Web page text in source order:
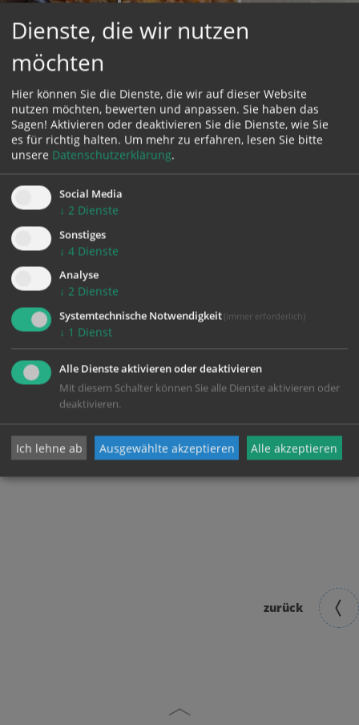
zurück
Dienste, die wir nutzen
möchten
Hier können Sie die Dienste, die wir auf dieser Website
nutzen möchten, bewerten und anpassen. Sie haben das
Sagen! Aktivieren oder deaktivieren Sie die Dienste, wie Sie
es für richtig halten. Um mehr zu erfahren, lesen Sie bitte
unsere Datenschutzerklärung.
Social Media
↓ 2 Dienste
Sonstiges
↓ 4 Dienste
Analyse
↓ 2 Dienste
Systemtechnische Notwendigkeit (immer erforderlich)
↓ 1 Dienst
Alle Dienste aktivieren oder deaktivieren
Mit diesem Schalter können Sie alle Dienste aktivieren oder
deaktivieren.
Ich lehne ab Ausgewählte akzeptieren Alle akzeptieren